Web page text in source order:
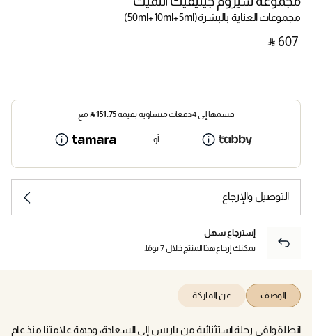
مجموعات العناية بالبشرة(50ml+10ml+5ml)
‎ ⃁ ⁦607⁩ ‎
قسمها إلى 4 دفعات متساوية بقيمة 151.75
⃁ مع
أو
التوصيل والإرجاع
إسترجاع سهل
يمكنك إرجاع هذا المنتج خلال 7 يومًا.
الوصف عن الماركة
انطلقوا في رحلة استثنائية من باريس إلى السعادة، وجهة علامتنا منذ عام